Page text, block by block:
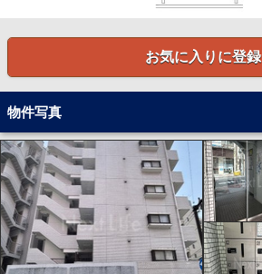
お気に入りに登録
物件写真